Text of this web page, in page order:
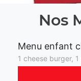
Nos
Menu enfant
1 cheese burger,